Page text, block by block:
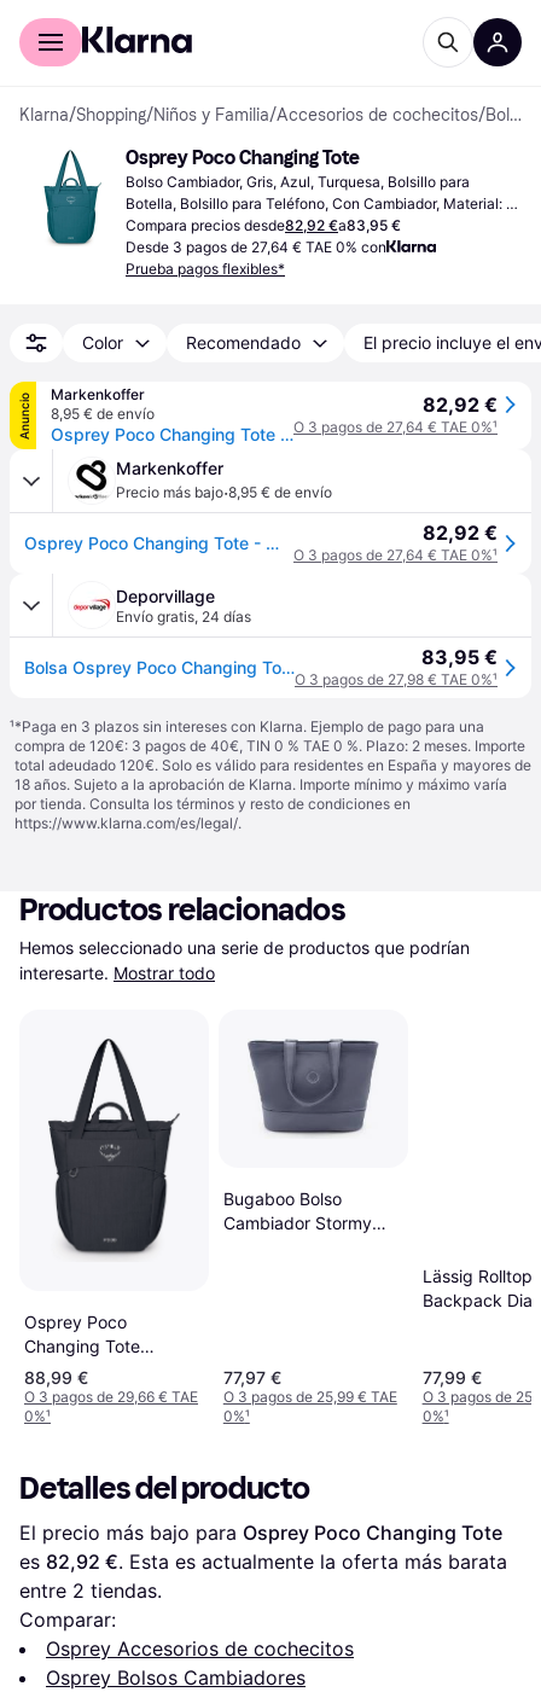
Comprar con Klarna
Klarna/Shopping/Niños y Familia/Accesorios de cochecitos/ Bolsos Cambiadores
Osprey Poco Changing Tote
Bolso Cambiador, Gris, Azul, Turquesa, Bolsillo para
Botella, Bolsillo para Teléfono, Con Cambiador, Material:
Poliéster, Llenado: Poliamida
Compara precios desde82,92 €a83,95 €
Desde 3 pagos de 27,64 € TAE 0% con
Prueba pagos flexibles*
Color Recomendado El precio incluye el
Anuncio
Markenkoffer
8,95 € de envío
Osprey Poco Changing Tote - Mochila 39 cm (deep peyto)
82,92 €
O 3 pagos de 27,64 € TAE 0%¹
Markenkoffer
Precio más bajo·8,95 € de envío
Osprey Poco Changing Tote - Mochila 39 cm (deep peyto) 82,92 €
O 3 pagos de 27,64 € TAE 0%¹
Deporvillage
Envío gratis, 24 días
Bolsa Osprey Poco Changing Tote azul turquesa - Blue 83,95 €
O 3 pagos de 27,98 € TAE 0%¹
¹*Paga en 3 plazos sin intereses con Klarna. Ejemplo de pago para una
compra de 120€: 3 pagos de 40€, TIN 0 % TAE 0 %. Plazo: 2 meses. Importe
total adeudado 120€. Solo es válido para residentes en España y mayores de
18 años. Sujeto a la aprobación de Klarna. Importe mínimo y máximo varía
por tienda. Consulta los términos y resto de condiciones en
https://www.klarna.com/es/legal/.
Productos relacionados
Hemos seleccionado una serie de productos que podrían
interesarte. Mostrar todo
Osprey Poco
Changing Tote
Carteras Montaña
Negro
88,99 €
O 3 pagos de 29,66 € TAE
0%¹
Bugaboo Bolso
Cambiador Stormy
77,97 €
O 3 pagos de 25,99 € TAE
0%¹
Lässig Rolltop
Backpack
77,99 €
O 3 pagos de
0%¹
Detalles del producto
El precio más bajo para Osprey Poco Changing Tote
es 82,92 €. Esta es actualmente la oferta más barata
entre 2 tiendas.
Comparar:
Osprey Accesorios de cochecitos
Osprey Bolsos Cambiadores